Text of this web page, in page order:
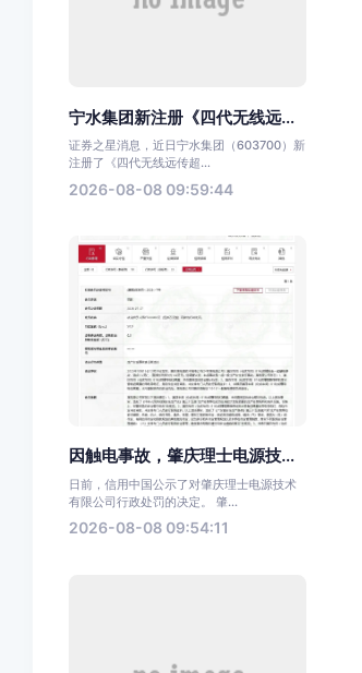
宁水集团新注册《四代无线远...
证券之星消息，近日宁水集团（603700）新
注册了《四代无线远传超...
2026-08-08 09:59:44
因触电事故，肇庆理士电源技...
日前，信用中国公示了对肇庆理士电源技术
有限公司行政处罚的决定。 肇...
2026-08-08 09:54:11